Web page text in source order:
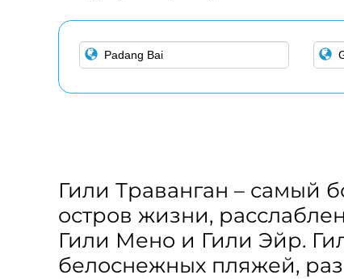
Гили Траванган – самый
остров жизни,
Гили Мено и Гили Эйр.
белоснежных пляжей,